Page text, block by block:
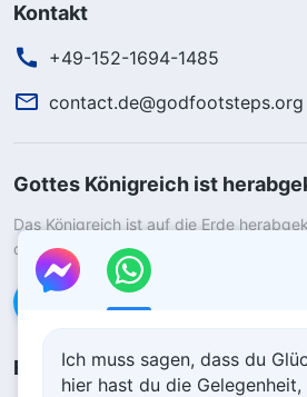
Kontakt
+49-152-1694-1485
contact.de@godfootsteps.org
Gottes Königreich ist
Das Königreich ist auf die Erde
das Königreich Gottes betreten?
Kontaktiere uns über WhatsApp
Folge unsIch muss sagen, dass du
hier hast du die